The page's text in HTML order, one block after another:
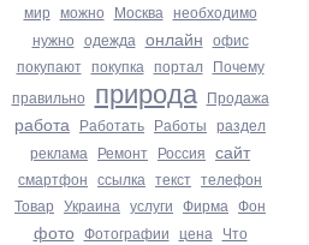
мир можно Москва необходимо
нужно одежда онлайн офис
покупают покупка портал Почему
правильно природа Продажа
работа Работать Работы раздел
реклама Ремонт Россия сайт
смартфон ссылка текст телефон
Товар Украина услуги Фирма Фон
фото Фотографии цена Что